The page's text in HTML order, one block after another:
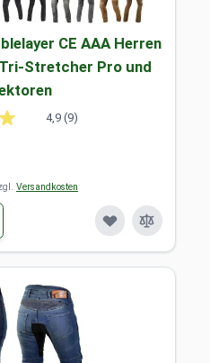
CE AAA Herren
Stretcher Pro und
4,9 (9)
Versandkosten